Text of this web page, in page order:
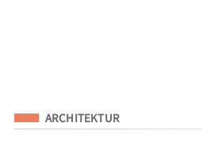
Eingeordnet unter
ARCHITEKTUR